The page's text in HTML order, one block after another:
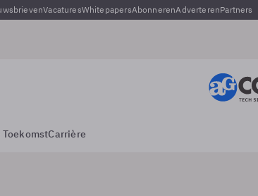
VacaturesWhitepapersAbonnerenAdverterenPartners
ToekomstCarrière